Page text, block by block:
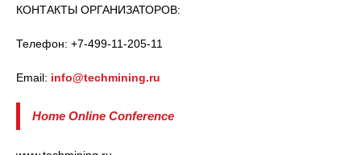
КОНТАКТЫ ОРГАНИЗАТОРОВ:
Телефон: +7-499-11-205-11
Email: info@techmining.ru
Home Online Conference